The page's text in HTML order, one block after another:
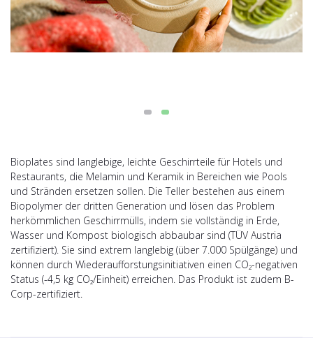
Bioplates sind langlebige, leichte Geschirrteile für Hotels und
Restaurants, die Melamin und Keramik in Bereichen wie Pools
und Stränden ersetzen sollen. Die Teller bestehen aus einem
Biopolymer der dritten Generation und lösen das Problem
herkömmlichen Geschirrmülls, indem sie vollständig in Erde,
Wasser und Kompost biologisch abbaubar sind (TÜV Austria
zertifiziert). Sie sind extrem langlebig (über 7.000 Spülgänge) und
können durch Wiederaufforstungsinitiativen einen CO₂-negativen
Status (-4,5 kg CO₂/Einheit) erreichen. Das Produkt ist zudem B-
Corp-zertifiziert.